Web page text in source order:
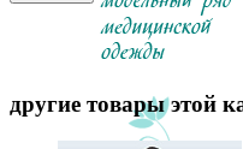
другие товары этой